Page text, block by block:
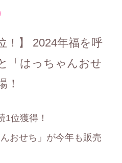
！】 2024年福を呼
「はっちゃんおせ
！
1位獲得！
おせち」が今年も販売